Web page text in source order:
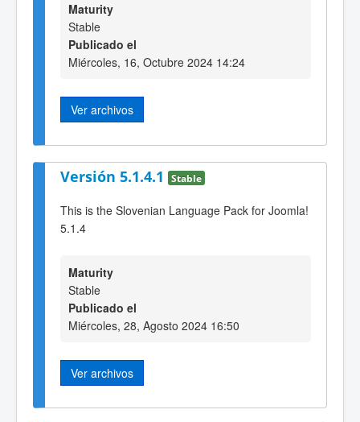
Maturity
Stable
Publicado el
Miércoles, 16, Octubre 2024 14:24
Ver archivos
Versión 5.1.4.1 Stable
This is the Slovenian Language Pack for Joomla!
5.1.4
Maturity
Stable
Publicado el
Miércoles, 28, Agosto 2024 16:50
Ver archivos